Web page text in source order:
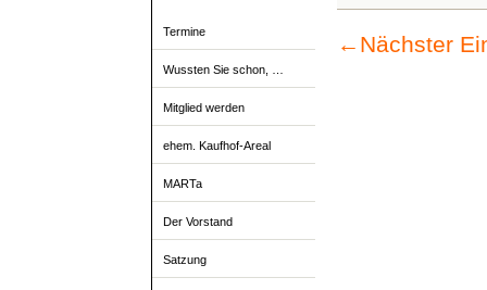
Termine
Wussten Sie schon, …
Mitglied werden
ehem. Kaufhof-Areal
MARTa
Der Vorstand
Satzung
← Nächster